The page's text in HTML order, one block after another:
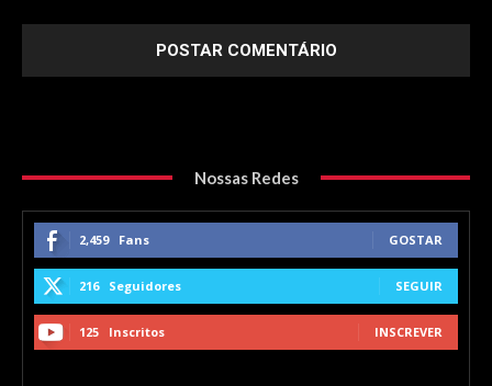
Nossas Redes
2,459 Fans GOSTAR
216 Seguidores SEGUIR
125 Inscritos INSCREVER